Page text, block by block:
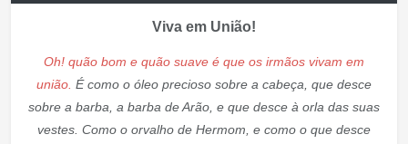
Viva em União!
Oh! quão bom e quão suave é que os irmãos vivam em
união. É como o óleo precioso sobre a cabeça, que desce
sobre a barba, a barba de Arão, e que desce à orla das suas
vestes. Como o orvalho de Hermom, e como o que desce